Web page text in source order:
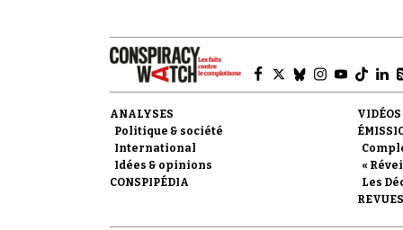
ANALYSES
Politique & société
International
Idées & opinions
CONSPIPÉDIA
VIDÉOS
«
Les